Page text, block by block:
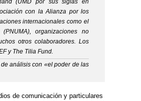
(UMD por sus siglas en
con la Alianza por los
internacionales como el
organizaciones no
otros colaboradores. Los
y The Tilia Fund.
análisis con «el poder de las
de comunicación y particulares